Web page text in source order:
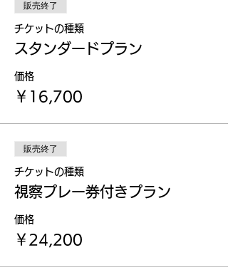
販売終了
チケットの種類
スタンダードプラン
価格
￥16,700
販売終了
チケットの種類
視察プレー券付きプラン
価格
￥24,200